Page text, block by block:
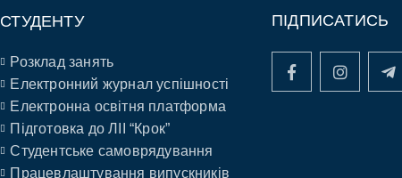
СТУДЕНТУ
Розклад занять
Електронний журнал успішності
Електронна освітня платформа
Підготовка до ЛІІ “Крок”
Студентське самоврядування
Працевлаштування випускників
ПІДПИСАТИСЬ